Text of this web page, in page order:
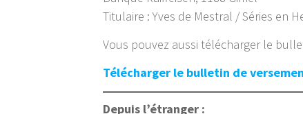
Titulaire : Yves de Mestral / Séries en
Vous pouvez aussi télécharger le
Télécharger le bulletin de
Depuis l’étranger :